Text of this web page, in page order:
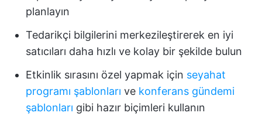
planlayın
Tedarikçi bilgilerini merkezileştirerek en iyi
satıcıları daha hızlı ve kolay bir şekilde bulun
Etkinlik sırasını özel yapmak için seyahat
programı şablonları ve konferans gündemi
şablonları gibi hazır biçimleri kullanın